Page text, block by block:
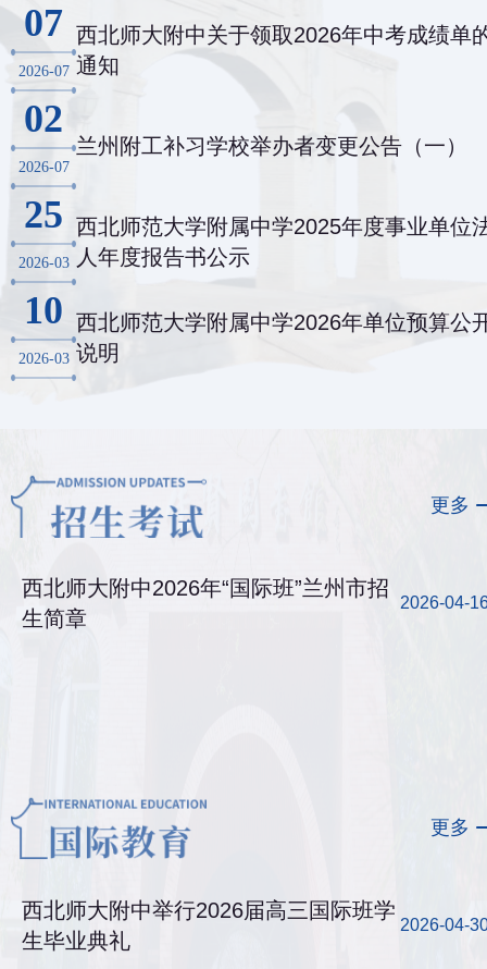
07
2026-07
西北师大附中关于领取2026年中考成绩单
通知
02
2026-07
兰州附工补习学校举办者变更公告（一）
25
2026-03
西北师范大学附属中学2025年度事业单位
人年度报告书公示
10
2026-03
西北师范大学附属中学2026年单位预算公
说明
更多
西北师大附中2026年“国际班”兰州市招
生简章
2026-04-
更多
西北师大附中举行2026届高三国际班学
生毕业典礼
2026-04-